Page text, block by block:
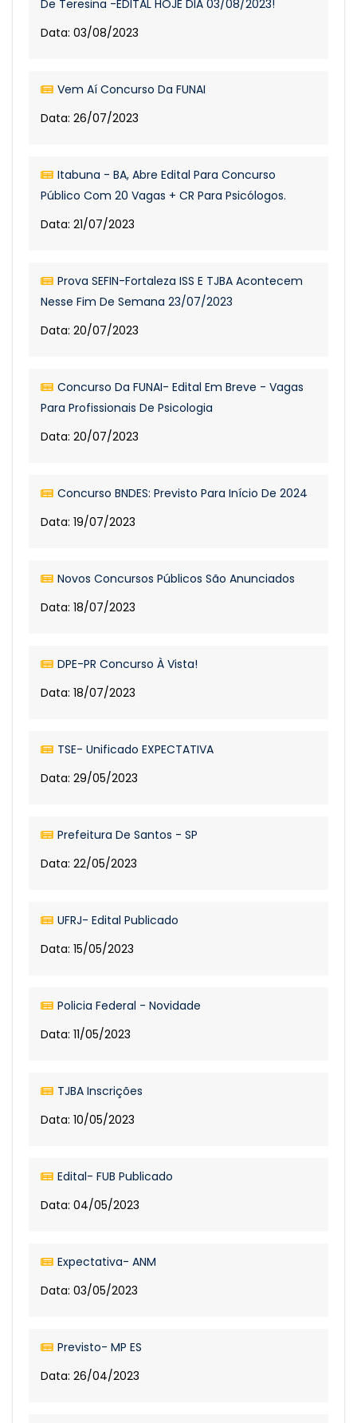
De Teresina -EDITAL HOJE DIA 03/08/2023!
Data: 03/08/2023
Vem Aí Concurso Da FUNAI
Data: 26/07/2023
Itabuna - BA, Abre Edital Para Concurso
Público Com 20 Vagas + CR Para Psicólogos.
Data: 21/07/2023
Prova SEFIN-Fortaleza ISS E TJBA Acontecem
Nesse Fim De Semana 23/07/2023
Data: 20/07/2023
Concurso Da FUNAI- Edital Em Breve - Vagas
Para Profissionais De Psicologia
Data: 20/07/2023
Concurso BNDES: Previsto Para Início De 2024
Data: 19/07/2023
Novos Concursos Públicos São Anunciados
Data: 18/07/2023
DPE-PR Concurso À Vista!
Data: 18/07/2023
TSE- Unificado EXPECTATIVA
Data: 29/05/2023
Prefeitura De Santos - SP
Data: 22/05/2023
UFRJ- Edital Publicado
Data: 15/05/2023
Policia Federal - Novidade
Data: 11/05/2023
TJBA Inscrições
Data: 10/05/2023
Edital- FUB Publicado
Data: 04/05/2023
Expectativa- ANM
Data: 03/05/2023
Previsto- MP ES
Data: 26/04/2023